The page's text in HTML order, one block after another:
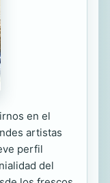
en el
artistas
perfil
del